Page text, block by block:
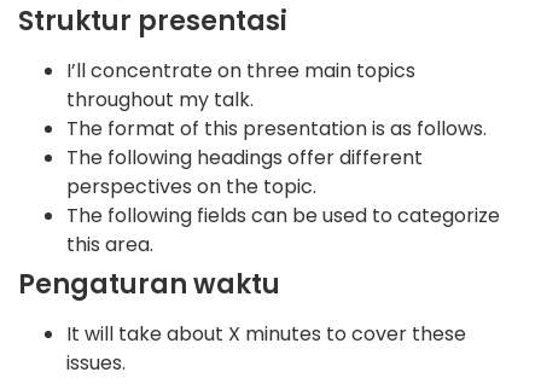
Struktur presentasi
I’ll concentrate on three main topics
throughout my talk.
The format of this presentation is as follows.
The following headings offer different
perspectives on the topic.
The following fields can be used to categorize
this area.
Pengaturan waktu
It will take about X minutes to cover these
issues.